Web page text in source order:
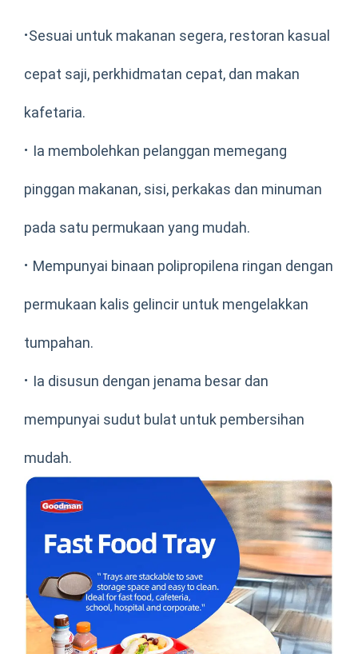
·Sesuai untuk makanan segera, restoran kasual
cepat saji, perkhidmatan cepat, dan makan
kafetaria.
· Ia membolehkan pelanggan memegang
pinggan makanan, sisi, perkakas dan minuman
pada satu permukaan yang mudah.
· Mempunyai binaan polipropilena ringan dengan
permukaan kalis gelincir untuk mengelakkan
tumpahan.
· Ia disusun dengan jenama besar dan
mempunyai sudut bulat untuk pembersihan
mudah.